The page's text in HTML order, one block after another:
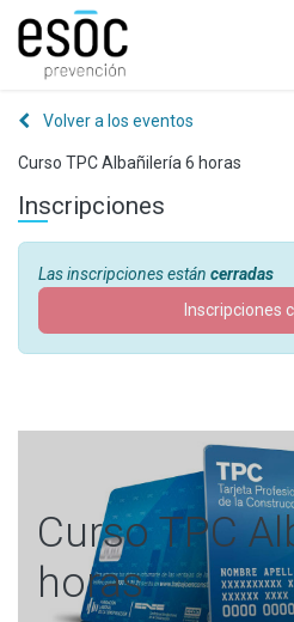
Volver a los eventos
Curso TPC Albañilería 6 horas
Inscripciones
Las inscripciones están cerradas
Inscripciones
Curso TPC
horas